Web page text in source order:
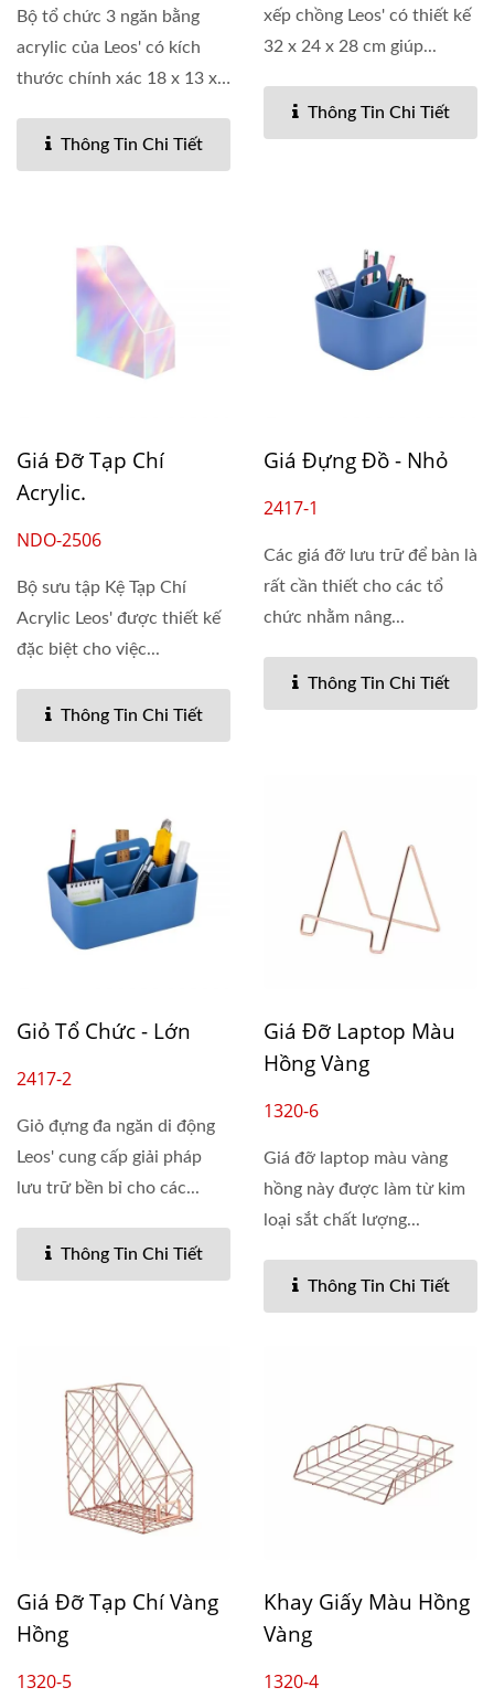
Bộ tổ chức 3 ngăn bằng
acrylic của Leos' có kích
thước chính xác 18 x 13 x
Thông Tin Chi Tiết
xếp chồng Leos' có thiết kế
32 x 24 x 28 cm giúp...
Thông Tin Chi Tiết
Giá Đỡ Tạp Chí
Acrylic.
NDO-2506
Bộ sưu tập Kệ Tạp Chí
Acrylic Leos' được thiết kế
đặc biệt cho việc...
Thông Tin Chi Tiết
Giá Đựng Đồ - Nhỏ
2417-1
Các giá đỡ lưu trữ để bàn là
rất cần thiết cho các tổ
chức nhằm nâng...
Thông Tin Chi Tiết
Giỏ Tổ Chức - Lớn
2417-2
Giỏ đựng đa ngăn di động
Leos' cung cấp giải pháp
lưu trữ bền bỉ cho các...
Thông Tin Chi Tiết
Giá Đỡ Laptop Màu
Hồng Vàng
1320-6
Giá đỡ laptop màu vàng
hồng này được làm từ kim
loại sắt chất lượng...
Thông Tin Chi Tiết
Giá Đỡ Tạp Chí Vàng
Hồng
1320-5
Khay Giấy Màu Hồng
Vàng
1320-4